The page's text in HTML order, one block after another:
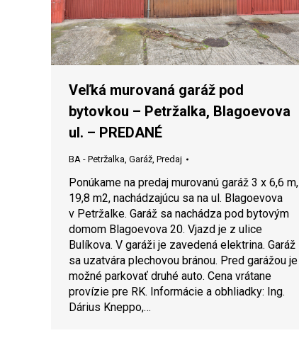
Veľká murovaná garáž pod
bytovkou – Petržalka, Blagoevova
ul. – PREDANÉ
BA - Petržalka, Garáž, Predaj
Ponúkame na predaj murovanú garáž 3 x 6,6 m,
19,8 m2, nachádzajúcu sa na ul. Blagoevova
v Petržalke. Garáž sa nachádza pod bytovým
domom Blagoevova 20. Vjazd je z ulice
Bulíkova. V garáži je zavedená elektrina. Garáž
sa uzatvára plechovou bránou. Pred garážou je
možné parkovať druhé auto. Cena vrátane
provízie pre RK. Informácie a obhliadky: Ing.
Dárius Kneppo,…